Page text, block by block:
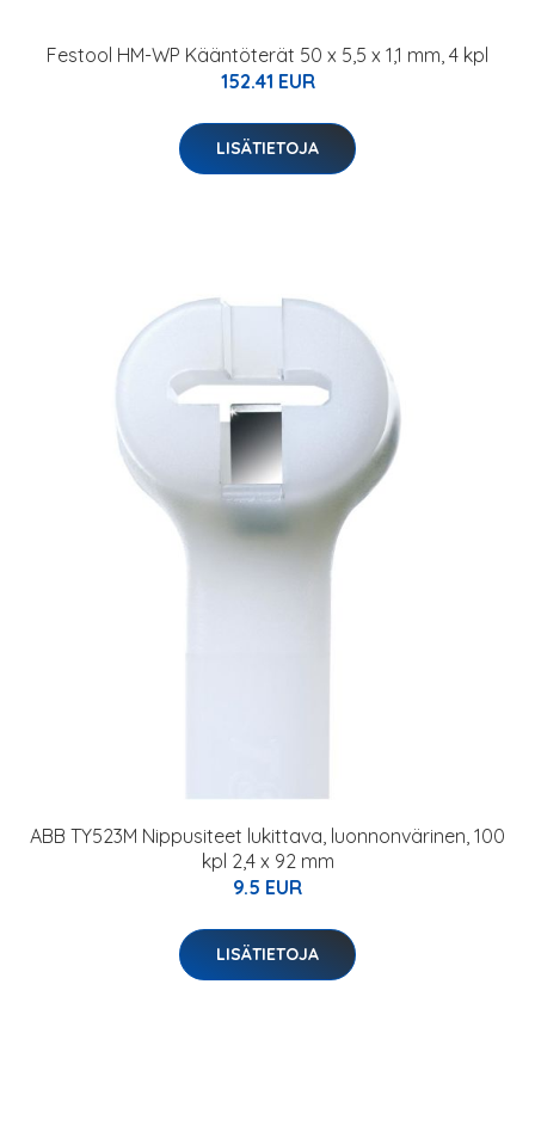
Festool HM-WP Kääntöterät 50 x 5,5 x 1,1 mm, 4 kpl
152.41 EUR
LISÄTIETOJA
ABB TY523M Nippusiteet lukittava, luonnonvärinen, 100
kpl 2,4 x 92 mm
9.5 EUR
LISÄTIETOJA